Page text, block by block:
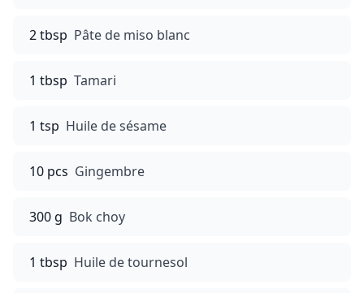
2 tbsp Pâte de miso blanc
1 tbsp Tamari
1 tsp Huile de sésame
10 pcs Gingembre
300 g Bok choy
1 tbsp Huile de tournesol